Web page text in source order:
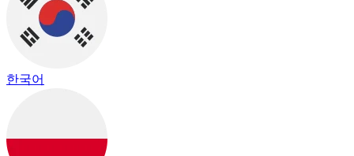
한국어